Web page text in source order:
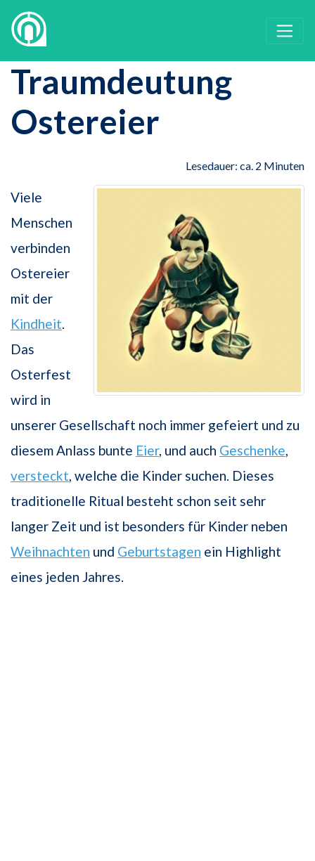
Traumdeutung
Ostereier
Lesedauer: ca. 2 Minuten
Viele
Menschen
verbinden
Ostereier
mit der
Kindheit.
Das
Osterfest
wird in
unserer Gesellschaft noch immer gefeiert und zu
diesem Anlass bunte Eier, und auch Geschenke,
versteckt, welche die Kinder suchen. Dieses
traditionelle Ritual besteht schon seit sehr
langer Zeit und ist besonders für Kinder neben
Weihnachten und Geburtstagen ein Highlight
eines jeden Jahres.